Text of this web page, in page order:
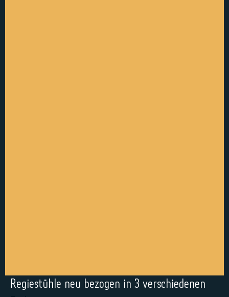
Regiestühle neu bezogen in 3 verschiedenen